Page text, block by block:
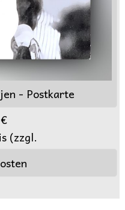
- Postkarte
(zzgl.